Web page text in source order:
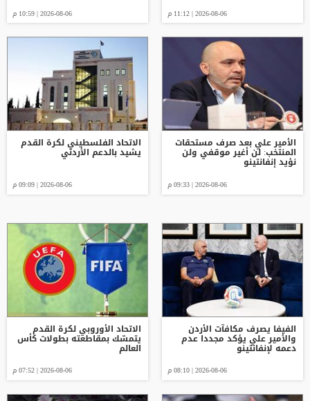
2026-08-06 | 11:12 م 2026-08-06 | 10:59 م
الأمير علي بعد صرف مستحقات
المنتخب: لن أغير موقفي ولن
نؤيد إنفانتينو
2026-08-06 | 09:33 م
الاتحاد الفلسطيني لكرة القدم
يشيد بالدعم الأردني
2026-08-06 | 09:09 م
الفيفا يصرف مكافآت الأردن
والأمير علي يؤكد مجددا عدم
دعمه لإنفانتينو
2026-08-06 | 08:10 م
الاتحاد الأوروبي لكرة القدم
يتمسّك بمقاطعته بطولات كأس
العالم
2026-08-06 | 07:52 م